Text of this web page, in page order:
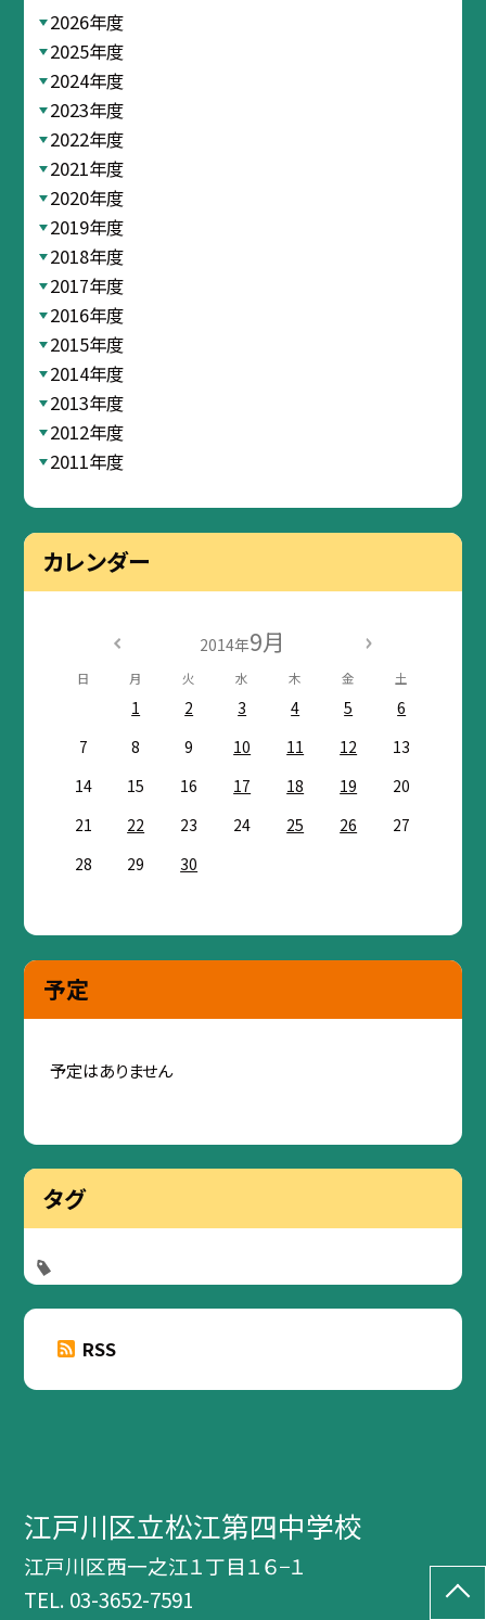
2026年度
2025年度
2024年度
2023年度
2022年度
2021年度
2020年度
2019年度
2018年度
2017年度
2016年度
2015年度
2014年度
2013年度
2012年度
2011年度
カレンダー
2014年9月
日 月 火 水 木 金 土
1 2 3 4 5
6
7
8 9 10 11 12
13
14
15 16 17 18 19
20
21
22 23 24 25 26
27
28
29 30
予定
予定はありません
タグ
RSS
江戸川区立松江第四中学校
江戸川区西一之江１丁目１６−１
TEL. 03-3652-7591